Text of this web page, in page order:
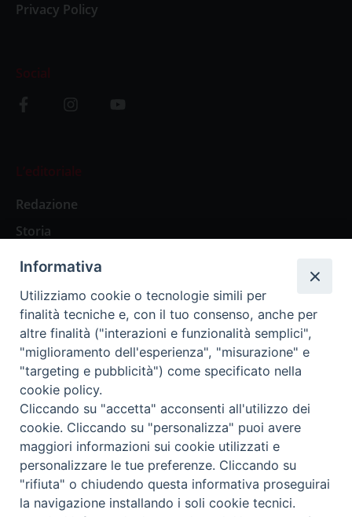
Privacy Policy
Social
L’editoriale
Redazione
Storia
Abbonamenti
Abbonamento Annuale Digitale
Abbonamento Annuale Cartaceo
Abbonamento Singola Copia Digitale
Redazione: Pavia, Piazza Duomo 11 - tel. 0382.24736 -
amministrazione@ilticino.it - repossi@ilticino.it - P.
IVA: 00213430184
Informativa
Utilizziamo cookie o tecnologie simili per
finalità tecniche e, con il tuo consenso, anche per
altre finalità ("interazioni e funzionalità semplici",
"miglioramento dell'esperienza", "misurazione" e
"targeting e pubblicità") come specificato nella
cookie policy.
Cliccando su "accetta" acconsenti all'utilizzo dei
cookie. Cliccando su "personalizza" puoi avere
maggiori informazioni sui cookie utilizzati e
personalizzare le tue preferenze. Cliccando su
"rifiuta" o chiudendo questa informativa proseguirai
la navigazione installando i soli cookie tecnici.